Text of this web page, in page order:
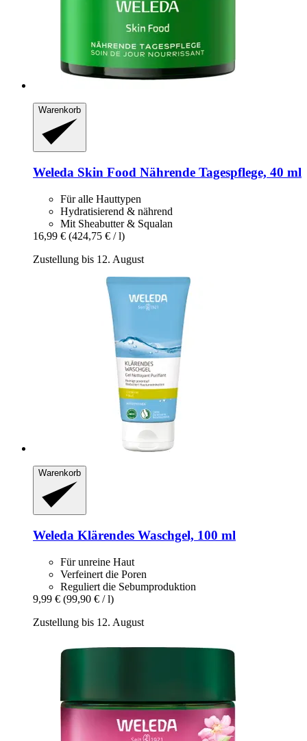
Warenkorb
Weleda Skin Food Nährende Tagespflege, 40 ml
Für alle Hauttypen
Hydratisierend & nährend
Mit Sheabutter & Squalan
16,99 € (424,75 € / l)
Zustellung bis 12. August
Warenkorb
Weleda Klärendes Waschgel, 100 ml
Für unreine Haut
Verfeinert die Poren
Reguliert die Sebumproduktion
9,99 € (99,90 € / l)
Zustellung bis 12. August